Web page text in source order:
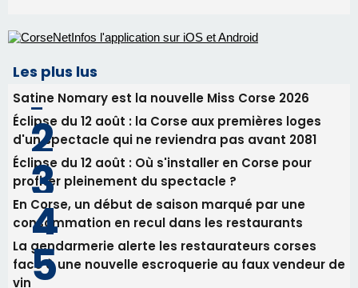
profiter pleinement du spectacle ?
consommation en recul dans les restaurants
La gendarmerie alerte les restaurateurs corses
face à une nouvelle escroquerie au faux vendeur de
vin
Newsletter
Inscrivez-vous à la newsletter de CNI et recevez par
email les infos les plus importantes et une sélection de
nos meilleurs articles